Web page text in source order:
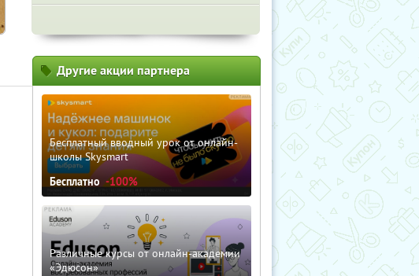
Другие акции партнера
Бесплатный вводный урок от онлайн-
школы Skysmart
Бесплатно -100%
Различные курсы от онлайн-академии
«Эдюсон»